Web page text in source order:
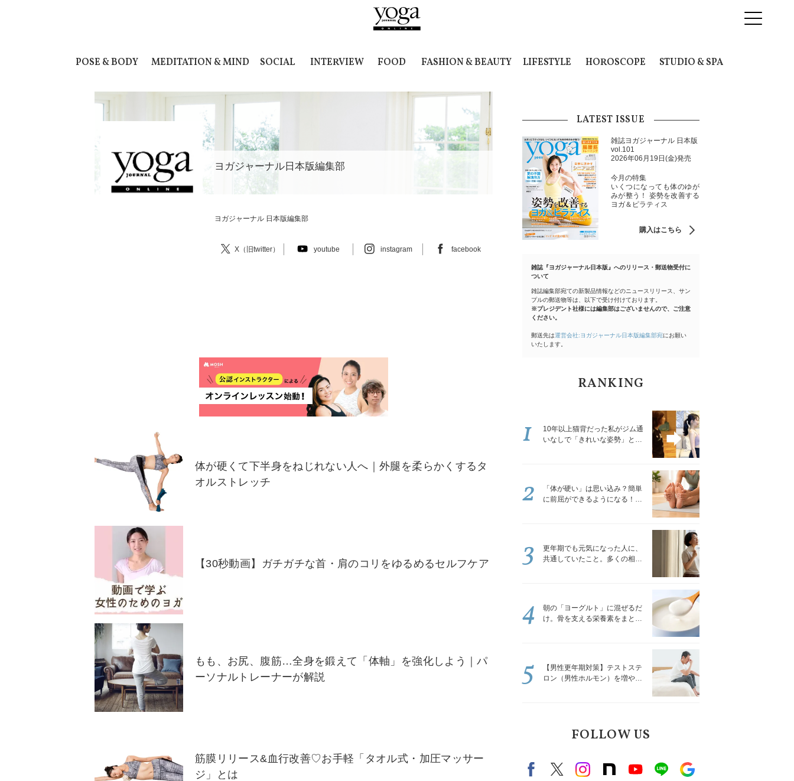
POSE & BODY MEDITATION & MIND SOCIAL INTERVIEW FOOD FASHION & BEAUTY LIFESTYLE HOROSCOPE STUDIO & SPA
ヨガジャーナル日本版編集部
ヨガジャーナル 日本版編集部
X（旧twitter） youtube instagram facebook
体が硬くて下半身をねじれない人へ｜外腿を柔らかくするタ
オルストレッチ
【30秒動画】ガチガチな首・肩のコリをゆるめるセルフケア
もも、お尻、腹筋…全身を鍛えて「体軸」を強化しよう｜パ
ーソナルトレーナーが解説
筋膜リリース&血行改善♡お手軽「タオル式・加圧マッサー
ジ」とは
LATEST ISSUE
雑誌ヨガジャーナル 日本版
vol.101
2026年06月19日(金)発売
今月の特集
いくつになっても体のゆが
みが整う！ 姿勢を改善する
ヨガ＆ピラティス
購入はこちら
雑誌『ヨガジャーナル日本版』へのリリース・郵送物受付に
ついて
雑誌編集部宛ての新製品情報などのニュースリリース、サン
プルの郵送物等は、以下で受け付けております。
※プレジデント社様には編集部はございませんので、ご注意
ください。
郵送先は運営会社:ヨガジャーナル日本版編集部宛にお願い
いたします。
RANKING
10年以上猫背だった私がジム通
いなしで「きれいな姿勢」と褒
1
「体が硬い」は思い込み？簡単
に前屈ができるようになる！腿
2
更年期でも元気になった人に、
共通していたこと。多くの相談
3
朝の「ヨーグルト」に混ぜるだ
け。骨を支える栄養素をまとめ
4
【男性更年期対策】テストステ
ロン（男性ホルモン）を増やす
5
FOLLOW US
FacebookX（旧twitter）
instagram
note Youtubeline